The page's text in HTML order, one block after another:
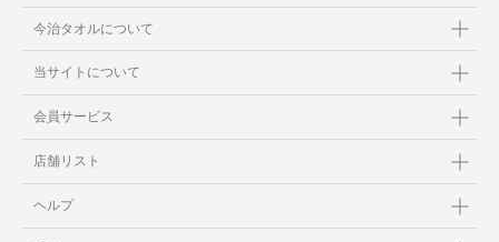
今治タオルについて
当サイトについて
会員サービス
店舗リスト
ヘルプ